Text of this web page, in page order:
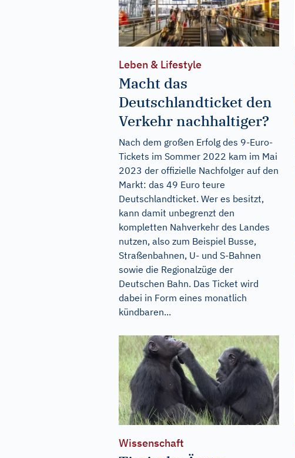
Leben & Lifestyle
Macht das
Deutschlandticket den
Verkehr nachhaltiger?
Nach dem großen Erfolg des 9-Euro-
Tickets im Sommer 2022 kam im Mai
2023 der offizielle Nachfolger auf den
Markt: das 49 Euro teure
Deutschlandticket. Wer es besitzt,
kann damit unbegrenzt den
kompletten Nahverkehr des Landes
nutzen, also zum Beispiel Busse,
Straßenbahnen, U- und S-Bahnen
sowie die Regionalzüge der
Deutschen Bahn. Das Ticket wird
dabei in Form eines monatlich
kündbaren...
Wissenschaft